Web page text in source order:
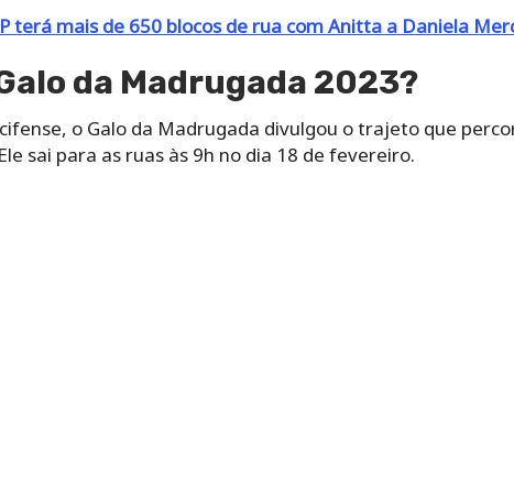
terá mais de 650 blocos de rua com Anitta a Daniela
da Madrugada 2023?
o Galo da Madrugada divulgou o trajeto que
sai para as ruas às 9h no dia 18 de fevereiro.